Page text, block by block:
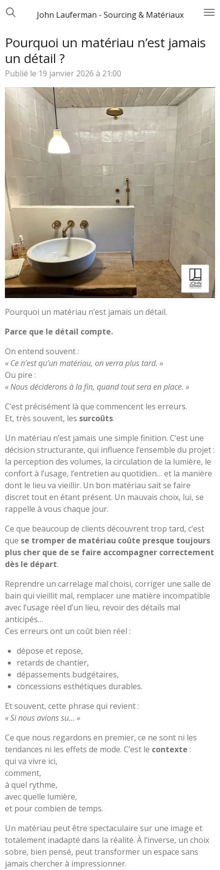
Passer
principal
John Lauferman - Sourcing & Matériaux
Pourquoi un matériau n’est jamais
un détail ?
Publié le 19 janvier 2026 à 21:00
Pourquoi un matériau n’est jamais un détail.
Parce que le détail compte.
On entend souvent :
« Ce n’est qu’un matériau, on verra plus tard. »
Ou pire :
« Nous déciderons à la fin, quand tout sera en place. »
C’est précisément là que commencent les erreurs.
Et, très souvent, les surcoûts.
Un matériau n’est jamais une simple finition. C’est une
décision structurante, qui influence l’ensemble du projet :
la perception des volumes, la circulation de la lumière, le
confort à l’usage, l’entretien au quotidien… et la manière
dont le lieu va vieillir. Un bon matériau sait se faire
discret tout en étant présent. Un mauvais choix, lui, se
rappelle à vous chaque jour.
Ce que beaucoup de clients découvrent trop tard, c’est
que se tromper de matériau coûte presque toujours
plus cher que de se faire accompagner correctement
dès le départ.
Reprendre un carrelage mal choisi, corriger une salle de
bain qui vieillit mal, remplacer une matière incompatible
avec l’usage réel d’un lieu, revoir des détails mal
anticipés…
Ces erreurs ont un coût bien réel :
dépose et repose,
retards de chantier,
dépassements budgétaires,
concessions esthétiques durables.
Et souvent, cette phrase qui revient :
« Si nous avions su… »
Ce que nous regardons en premier, ce ne sont ni les
tendances ni les effets de mode. C’est le contexte :
qui va vivre ici,
comment,
à quel rythme,
avec quelle lumière,
et pour combien de temps.
Un matériau peut être spectaculaire sur une image et
totalement inadapté dans la réalité. À l’inverse, un choix
sobre, bien pensé, peut transformer un espace sans
jamais chercher à impressionner.